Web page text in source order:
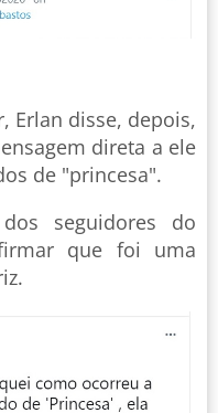
Erlan disse, depois,
direta a ele
de "princesa".
seguidores do
que foi uma